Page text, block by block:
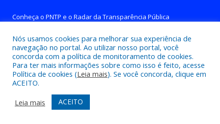
Conheça o PNTP e o Radar da Transparência Pública
Todos os direitos reservados a Prefeitura de Brejo Grande do
Araguaia.
Mapa do Site
Acessar Área Administrativa
Acessar Webmail
Nós usamos cookies para melhorar sua experiência de
navegação no portal. Ao utilizar nosso portal, você
concorda com a política de monitoramento de cookies.
Para ter mais informações sobre como isso é feito, acesse
Política de cookies (Leia mais). Se você concorda, clique em
ACEITO.
Leia mais
ACEITO